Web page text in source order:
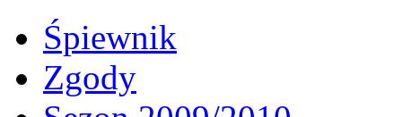
Śpiewnik
Zgody